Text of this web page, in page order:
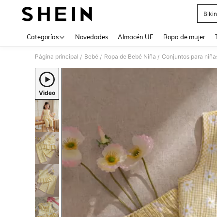
Categorías Novedades Almacén UE Ropa de mujer
Página principal / Bebé / Ropa de Bebé Niña / Conjuntos para
Video